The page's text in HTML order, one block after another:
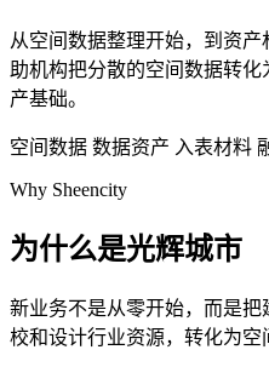
从空间数据整理开始，到资
助机构把分散的空间数据转
产基础。
空间数据 数据资产 入表材料
Why Sheencity
为什么是光辉城市
新业务不是从零开始，而是
校和设计行业资源，转化为空